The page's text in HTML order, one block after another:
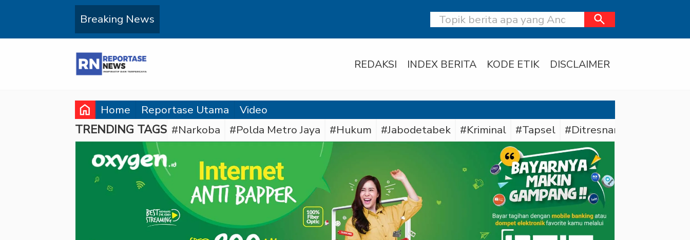
Breaking News search
REDAKSI INDEX BERITA KODE ETIK DISCLAIMER
home Home Reportase Utama Video
TRENDING TAGS #Narkoba #Polda Metro Jaya #Hukum #Jabodetabek #Kriminal #Tapsel #Ditresnarkoba Polda